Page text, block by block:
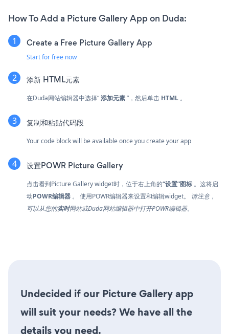
How To Add a Picture Gallery App on Duda:
Create a Free Picture Gallery App
Start for free now
添新 HTML元素
在Duda网站编辑器中选择“添加元素”，然后单击 HTML 。
复制和粘贴代码段
Your code block will be available once you create your app
设置POWR Picture Gallery
点击看到Picture Gallery widget时，位于右上角的“设置”图标 。这将启
动POWR编辑器 。 使用POWR编辑器来设置和编辑widget。 请注意，
可以从您的实时网站或Duda网站编辑器中打开POWR编辑器。
Undecided if our Picture Gallery app
will suit your needs? We have all the
details you need.